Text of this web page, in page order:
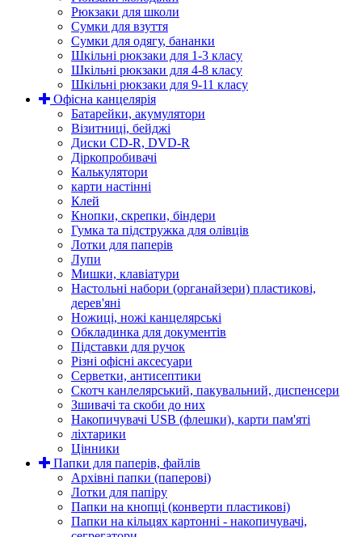
Рюкзаки для школи
Сумки для взуття
Сумки для одягу, бананки
Шкільні рюкзаки для 1-3 класу
Шкільні рюкзаки для 4-8 класу
Шкільні рюкзаки для 9-11 класу
Офісна канцелярія
Батарейки, акумулятори
Візитниці, бейджі
Диски CD-R, DVD-R
Діркопробивачі
Калькулятори
карти настінні
Клей
Кнопки, скрепки, біндери
Гумка та підстружка для олівців
Лотки для паперів
Лупи
Мишки, клавіатури
Настольні набори (органайзери) пластикові,
дерев'яні
Ножиці, ножі канцелярські
Обкладинка для документів
Підставки для ручок
Різні офісні аксесуари
Серветки, антисептики
Скотч канлелярський, пакувальний, диспенсери
Зшивачі та скоби до них
Накопичувачі USB (флешки), карти пам'яті
ліхтарики
Цінники
Папки для паперів, файлів
Архівні папки (паперові)
Лотки для папіру
Папки на кнопці (конверти пластикові)
Папки на кільцях картонні - накопичувачі,